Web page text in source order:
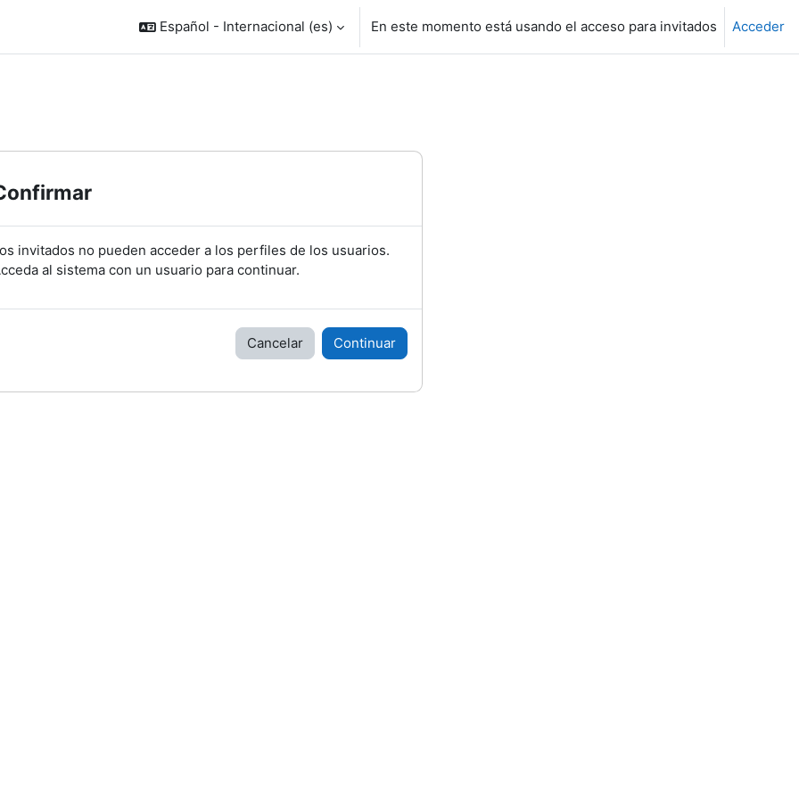
Español - Internacional ‎(es)‎ En este momento está usando el acceso para invitados Acceder
invitados no pueden acceder a los perfiles de los usuarios.
al sistema con un usuario para continuar.
Cancelar Continuar